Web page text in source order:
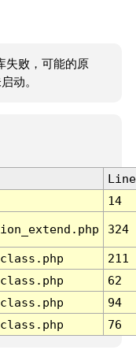
失败，可能的原
动。
Line
14
324
211
62
94
76